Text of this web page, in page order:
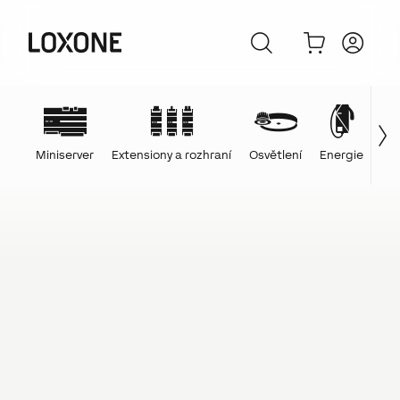
Miniserver Extensiony a rozhraní Osvětlení Energie